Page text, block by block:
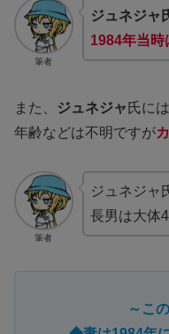
筆者
ジュネジャ
1984年当時
また、 ジュネジャ 氏には
年齢などは不明ですが
筆者
ジュネジャ
長男は大体
～こ